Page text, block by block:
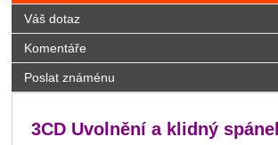
Váš dotaz
Komentáře
Poslat známénu
3CD Uvolnění a klidný